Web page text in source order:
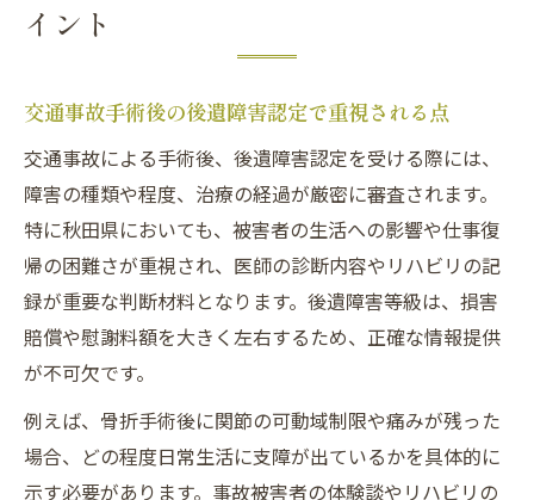
イント
交通事故手術後の後遺障害認定で重視される点
交通事故による手術後、後遺障害認定を受ける際には、
障害の種類や程度、治療の経過が厳密に審査されます。
特に秋田県においても、被害者の生活への影響や仕事復
帰の困難さが重視され、医師の診断内容やリハビリの記
録が重要な判断材料となります。後遺障害等級は、損害
賠償や慰謝料額を大きく左右するため、正確な情報提供
が不可欠です。
例えば、骨折手術後に関節の可動域制限や痛みが残った
場合、どの程度日常生活に支障が出ているかを具体的に
示す必要があります。事故被害者の体験談やリハビリの